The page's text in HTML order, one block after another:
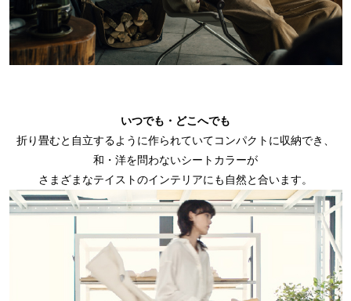
いつでも・どこへでも
折り畳むと自立するように作られていてコンパクトに収納でき、
和・洋を問わないシートカラーが
さまざまなテイストのインテリアにも自然と合います。